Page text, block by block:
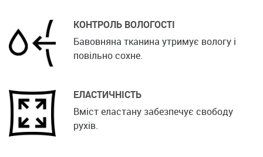
КОНТРОЛЬ ВОЛОГОСТІ
Бавовняна тканина утримує вологу і
повільно сохне.
ЕЛАСТИЧНІСТЬ
Вміст еластану забезпечує свободу
рухів.